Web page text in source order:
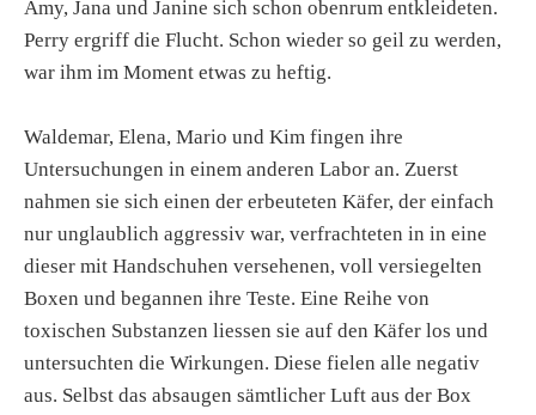
Amy, Jana und Janine sich schon obenrum entkleideten.
Perry ergriff die Flucht. Schon wieder so geil zu werden,
war ihm im Moment etwas zu heftig.
Waldemar, Elena, Mario und Kim fingen ihre
Untersuchungen in einem anderen Labor an. Zuerst
nahmen sie sich einen der erbeuteten Käfer, der einfach
nur unglaublich aggressiv war, verfrachteten in in eine
dieser mit Handschuhen versehenen, voll versiegelten
Boxen und begannen ihre Teste. Eine Reihe von
toxischen Substanzen liessen sie auf den Käfer los und
untersuchten die Wirkungen. Diese fielen alle negativ
aus. Selbst das absaugen sämtlicher Luft aus der Box